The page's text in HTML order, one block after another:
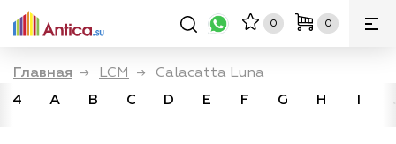
0 0
Главная → LCM → Calacatta Luna
4
A B C D E F G H I